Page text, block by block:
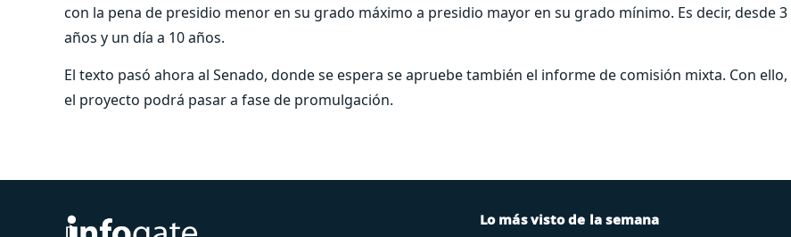
con la pena de presidio menor en su grado máximo a presidio mayor en su grado mínimo. Es decir, desde 3
años y un día a 10 años.
El texto pasó ahora al Senado, donde se espera se apruebe también el informe de comisión mixta. Con ello,
el proyecto podrá pasar a fase de promulgación.
Lo más visto de la semana